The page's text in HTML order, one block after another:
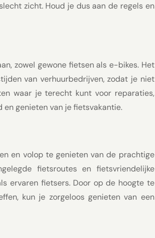
zicht. Houd je dus aan de regels en
zowel gewone fietsen als e-bikes. Het
van verhuurbedrijven, zodat je niet
waar je terecht kunt voor reparaties,
genieten van je fietsvakantie.
en volop te genieten van de prachtige
fietsroutes en fietsvriendelijke
ervaren fietsers. Door op de hoogte te
kun je zorgeloos genieten van een